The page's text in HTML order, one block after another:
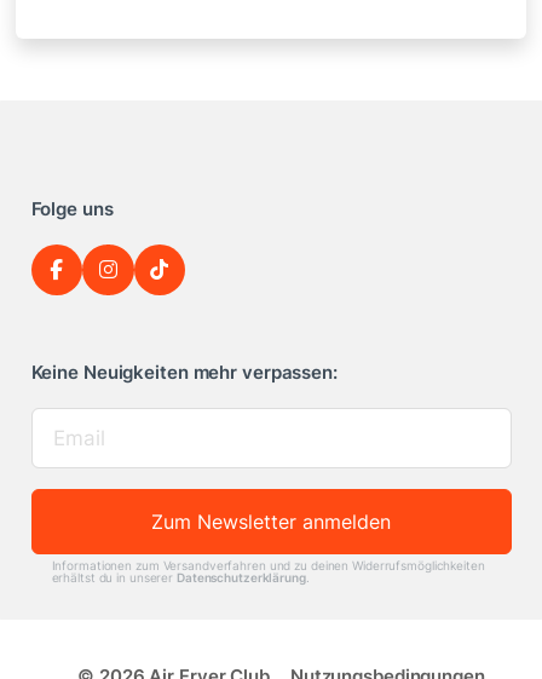
Folge uns
Keine Neuigkeiten mehr verpassen:
Zum Newsletter anmelden
Informationen zum Versandverfahren und zu deinen Widerrufsmöglichkeiten
erhältst du in unserer Datenschutzerklärung.